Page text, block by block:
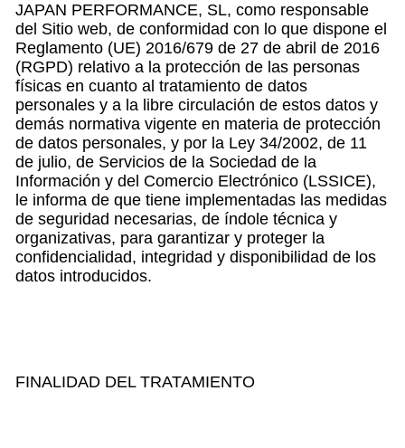
JAPAN PERFORMANCE, SL, como responsable
del Sitio web, de conformidad con lo que dispone el
Reglamento (UE) 2016/679 de 27 de abril de 2016
(RGPD) relativo a la protección de las personas
físicas en cuanto al tratamiento de datos
personales y a la libre circulación de estos datos y
demás normativa vigente en materia de protección
de datos personales, y por la Ley 34/2002, de 11
de julio, de Servicios de la Sociedad de la
Información y del Comercio Electrónico (LSSICE),
le informa de que tiene implementadas las medidas
de seguridad necesarias, de índole técnica y
organizativas, para garantizar y proteger la
confidencialidad, integridad y disponibilidad de los
datos introducidos.
FINALIDAD DEL TRATAMIENTO